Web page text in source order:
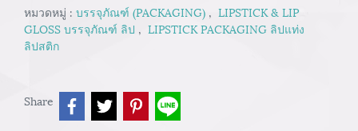
หมวดหมู่ : บรรจุภัณฑ์ (PACKAGING) , LIPSTICK & LIP
GLOSS บรรจุภัณฑ์ ลิป , LIPSTICK PACKAGING ลิปแท่ง
ลิปสติก
Share